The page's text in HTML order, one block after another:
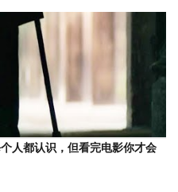
人都认识，但看完电影你才会